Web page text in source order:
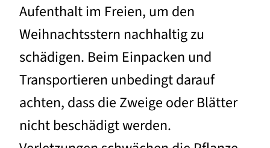
Aufenthalt im Freien, um den
Weihnachtsstern nachhaltig zu
schädigen. Beim Einpacken und
Transportieren unbedingt darauf
achten, dass die Zweige oder Blätter
nicht beschädigt werden.